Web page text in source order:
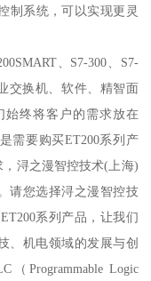
制系统，可以实现更灵
、S7-300、S7-
交换机、软件、精智面
终将客户的需求放在
需要购买ET200系列产
浔之漫智控技术(上海)
请您选择浔之漫智控技
系列产品，让我们
、机电领域的发展与创
Programmable Logic